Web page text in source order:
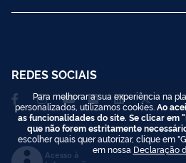
REDES SOCIAIS
Acesso à
Para melhorar a sua experiência na
personalizados, utilizamos cookies. Ao
as funcionalidades do site. Se clicar em
que não forem estritamente
escolher quais quer autorizar, clique em
em nossa Declaração